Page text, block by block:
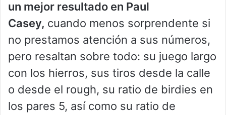
un mejor resultado en Paul
Casey, cuando menos sorprendente si
no prestamos atención a sus números,
pero resaltan sobre todo: su juego largo
con los hierros, sus tiros desde la calle
o desde el rough, su ratio de birdies en
los pares 5, así como su ratio de